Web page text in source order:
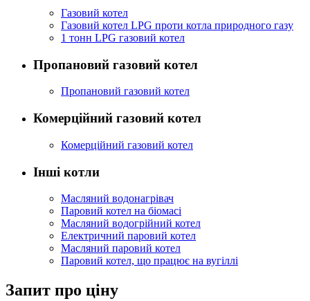
Газовий котел
Газовий котел LPG проти котла природного газу
1 тонн LPG газовий котел
Пропановий газовий котел
Пропановий газовий котел
Комерційний газовий котел
Комерційний газовий котел
Інші котли
Масляний водонагрівач
Паровий котел на біомасі
Масляний водогрійний котел
Електричний паровий котел
Масляний паровий котел
Паровий котел, що працює на вугіллі
Запит про ціну